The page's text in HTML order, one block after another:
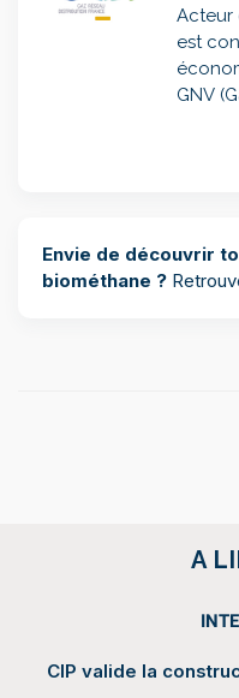
Acteur
est
GNV
Envie de découvrir
biométhane ?
A
CIP valide la